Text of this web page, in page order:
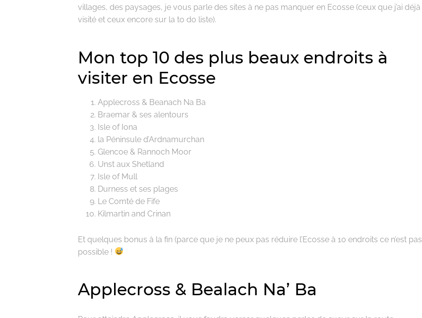
villages, des paysages, je vous parle des sites à ne pas manquer en Ecosse (ceux que j’ai déjà
visité et ceux encore sur la to do liste).
Mon top 10 des plus beaux endroits à
visiter en Ecosse
Applecross & Beanach Na Ba
Braemar & ses alentours
Isle of Iona
la Péninsule d’Ardnamurchan
Glencoe & Rannoch Moor
Unst aux Shetland
Isle of Mull
Durness et ses plages
Le Comté de Fife
Kilmartin and Crinan
Et quelques bonus à la fin (parce que je ne peux pas réduire l’Ecosse à 10 endroits ce n’est pas
possible !
Applecross & Bealach Na’ Ba